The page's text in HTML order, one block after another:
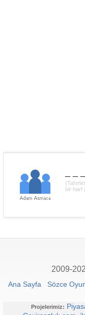
bir harf
2009-
Ana Sayfa Sözce
Projelerimiz: